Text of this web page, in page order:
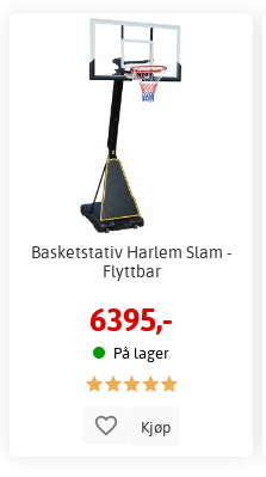
Basketstativ Harlem Slam -
Flyttbar
6395,-
På lager
Kjøp